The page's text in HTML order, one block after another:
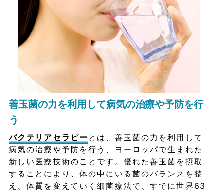
善玉菌の力を利用して病気の治療や予防を行
う
バクテリアセラピー とは、善玉菌の力を利用して
病気の治療や予防を行う、ヨーロッパで生まれた
新しい医療技術のことです。優れた善玉菌を摂取
することにより、体の中にいる菌のバランスを整
え、体質を変えていく細菌療法で、すでに世界63